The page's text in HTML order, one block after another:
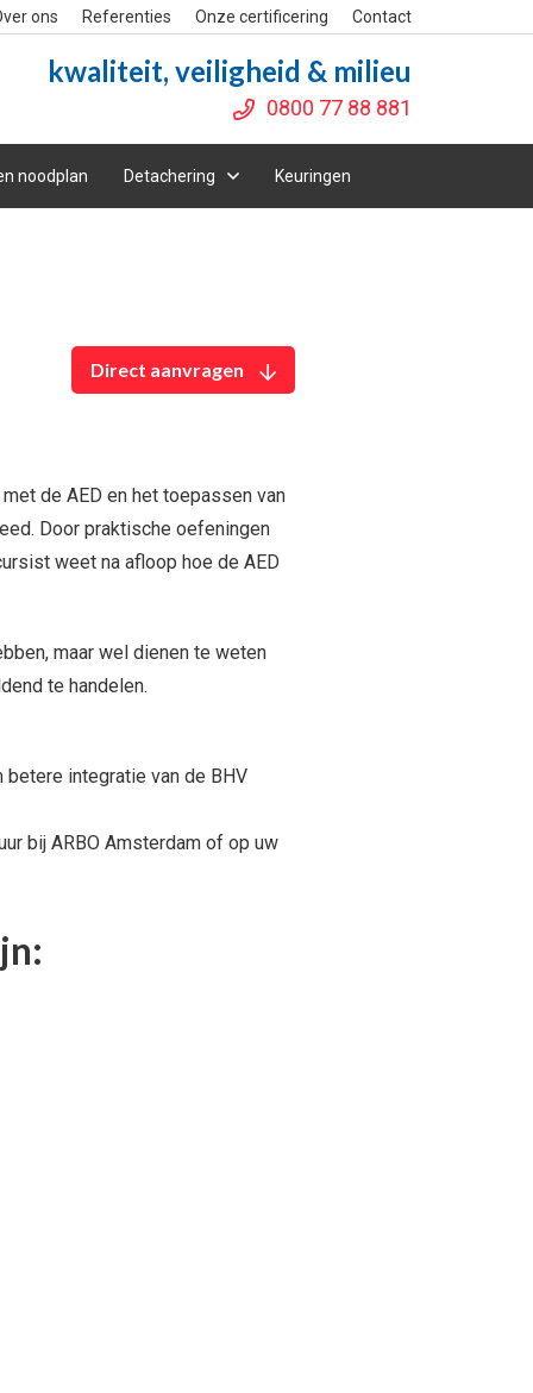
ons Referenties Onze certificering Contact
kwaliteit, veiligheid & milieu
0800 77 88 881
noodplan Detachering Keuringen
Direct aanvragen
de AED en het toepassen van
Door praktische oefeningen
weet na afloop hoe de AED
maar wel dienen te weten
te handelen.
integratie van de BHV
bij ARBO Amsterdam of op uw